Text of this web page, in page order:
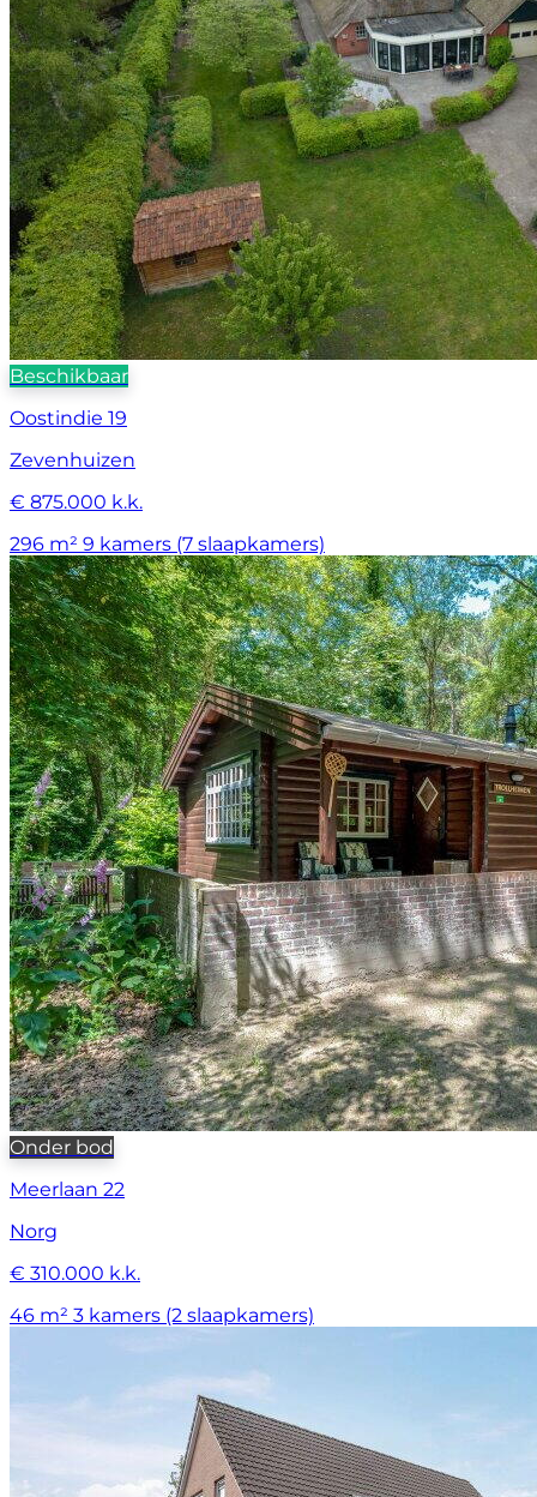
Beschikbaar
Oostindie 19
Zevenhuizen
€ 875.000 k.k.
296 m² 9 kamers (7 slaapkamers)
Onder bod
Meerlaan 22
Norg
€ 310.000 k.k.
46 m² 3 kamers (2 slaapkamers)